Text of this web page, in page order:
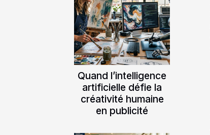
Quand l’intelligence
artificielle défie la
créativité humaine
en publicité